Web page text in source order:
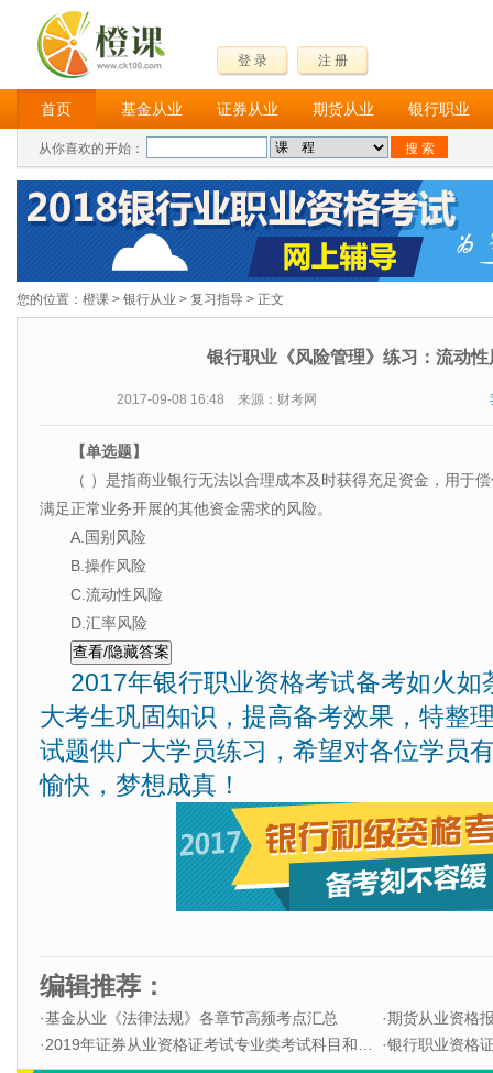
登 录 注 册
首页 基金从业 证券从业 期货从业 银行职业
从你喜欢的开始：
您的位置： 橙课 > 银行从业 > 复习指导 > 正文
银行职业《风险管理》练习：流动性
2017-09-08 16:48 来源：财考网
【单选题】
（ ）是指商业银行无法以合理成本及时获得充足资金，用于
满足正常业务开展的其他资金需求的风险。
A.国别风险
B.操作风险
C.流动性风险
D.汇率风险
2017年银行职业资格考试备考如火如
大考生巩固知识，提高备考效果，特整
试题供广大学员练习，希望对各位学员
愉快，梦想成真！
编辑推荐：
·基金从业《法律法规》各章节高频考点汇总 ·期货从业资格
·2019年证券从业资格证考试专业类考试科目和题型 ·银行职业资格证